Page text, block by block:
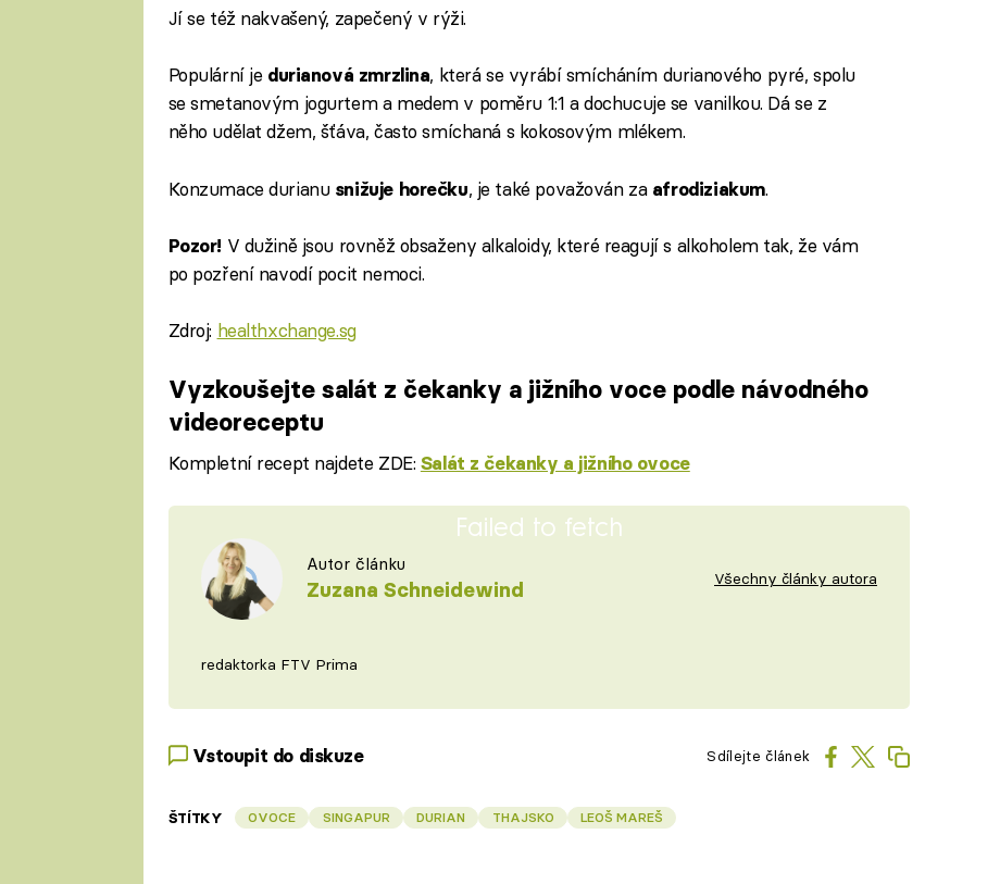
Jí se též nakvašený, zapečený v rýži.
Populární je durianová zmrzlina, která se vyrábí smícháním durianového pyré, spolu
se smetanovým jogurtem a medem v poměru 1:1 a dochucuje se vanilkou. Dá se z
něho udělat džem, šťáva, často smíchaná s kokosovým mlékem.
Konzumace durianu snižuje horečku, je také považován za afrodiziakum.
Pozor! V dužině jsou rovněž obsaženy alkaloidy, které reagují s alkoholem tak, že vám
po pozření navodí pocit nemoci.
Zdroj: healthxchange.sg
Vyzkoušejte salát z čekanky a jižního voce podle návodného
videoreceptu
Kompletní recept najdete ZDE: Salát z čekanky a jižního ovoce
Failed to fetch
Autor článku
Zuzana Schneidewind Všechny články autora
redaktorka FTV Prima
Vstoupit do diskuze Sdílejte článek
ŠTÍTKY OVOCE SINGAPUR DURIAN THAJSKO LEOŠ MAREŠ